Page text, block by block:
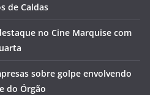
de Caldas
no Cine Marquise com
sobre golpe envolvendo
do Órgão